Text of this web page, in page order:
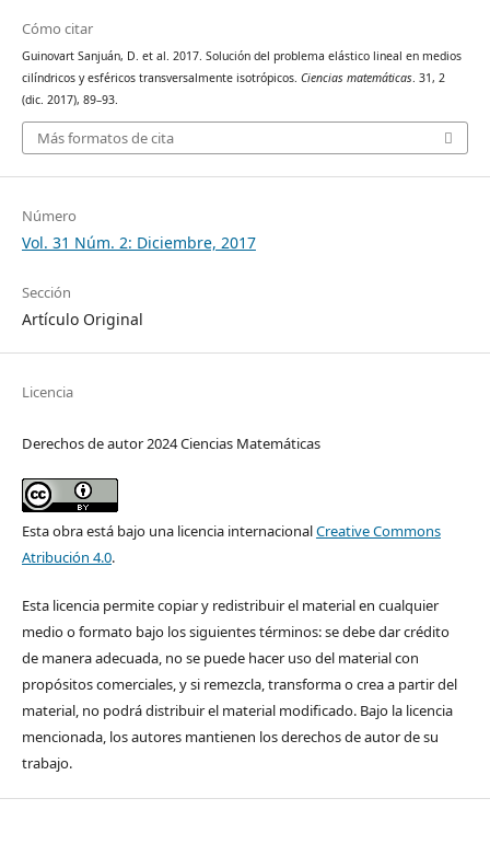
Cómo citar
Guinovart Sanjuán, D. et al. 2017. Solución del problema elástico lineal en medios
cilíndricos y esféricos transversalmente isotrópicos. Ciencias matemáticas. 31, 2
(dic. 2017), 89–93.
Más formatos de cita
Número
Vol. 31 Núm. 2: Diciembre, 2017
Sección
Artículo Original
Licencia
Derechos de autor 2024 Ciencias Matemáticas
Esta obra está bajo una licencia internacionalCreative Commons
Atribución 4.0.
Esta licencia permite copiar y redistribuir el material en cualquier
medio o formato bajo los siguientes términos: se debe dar crédito
de manera adecuada, no se puede hacer uso del material con
propósitos comerciales, y si remezcla, transforma o crea a partir del
material, no podrá distribuir el material modificado. Bajo la licencia
mencionada, los autores mantienen los derechos de autor de su
trabajo.